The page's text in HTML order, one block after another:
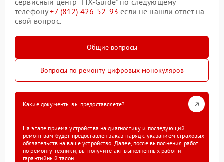
сервисный центр “FIX-Guide” по следующему
телефону+7 (812) 426-52-93 если не нашли ответ на
свой вопрос.
Общие вопросы
Вопросы по ремонту цифровых монокуляров
Какие документы вы предоставляете?
На этапе приема устройства на диагностику и последующий
ремонт вам будет предоставлен заказ-наряд с указанием страховых
обязательств на ваше устройство. Далее, после выполнения работ
по ремонту техники, вы получите акт выполненных работ и
гарантийный талон.